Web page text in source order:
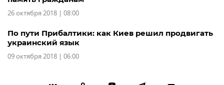
26 октября 2018 | 08:00
По пути Прибалтики: как Киев решил продвигать
украинский язык
09 октября 2018 | 06:00